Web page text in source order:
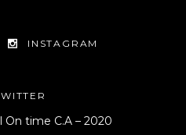
INSTAGRAM
On time C.A – 2020